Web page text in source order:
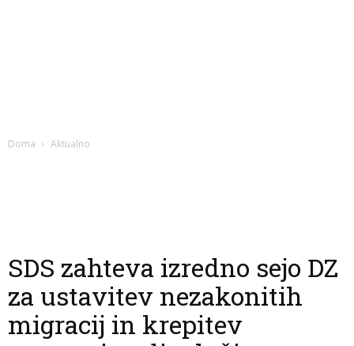
Doma Aktualno
SDS zahteva izredno sejo DZ
za ustavitev nezakonitih
migracij in krepitev